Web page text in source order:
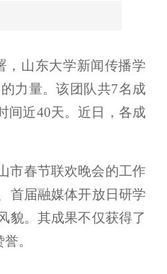
，山东大学新闻传播学
力量。该团队共7名成
间近40天。近日，各成
市春节联欢晚会的工作
首届融媒体开放日研学
貌。其成果不仅获得了
。